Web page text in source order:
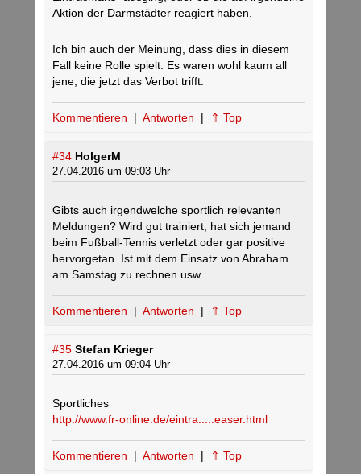
Aktion der Darmstädter reagiert haben.
Ich bin auch der Meinung, dass dies in diesem
Fall keine Rolle spielt. Es waren wohl kaum all
jene, die jetzt das Verbot trifft.
Kommentieren | Antworten | ⇑ Top
#34 HolgerM
27.04.2016 um 09:03 Uhr
Gibts auch irgendwelche sportlich relevanten
Meldungen? Wird gut trainiert, hat sich jemand
beim Fußball-Tennis verletzt oder gar positive
hervorgetan. Ist mit dem Einsatz von Abraham
am Samstag zu rechnen usw.
Kommentieren | Antworten | ⇑ Top
#35 Stefan Krieger
27.04.2016 um 09:04 Uhr
Sportliches
http://www.fr-online.de/eintra.....easer.html
Kommentieren | Antworten | ⇑ Top